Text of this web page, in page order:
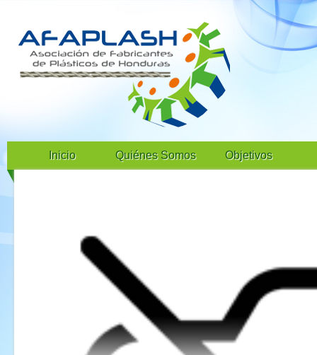
Inicio Quiénes Somos Objetivos